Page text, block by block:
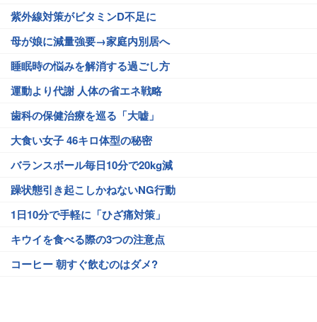
紫外線対策がビタミンD不足に
母が娘に減量強要→家庭内別居へ
睡眠時の悩みを解消する過ごし方
運動より代謝 人体の省エネ戦略
歯科の保健治療を巡る「大嘘」
大食い女子 46キロ体型の秘密
バランスボール毎日10分で20kg減
躁状態引き起こしかねないNG行動
1日10分で手軽に「ひざ痛対策」
キウイを食べる際の3つの注意点
コーヒー 朝すぐ飲むのはダメ?